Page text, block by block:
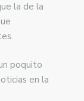
la de la
poquito
en la